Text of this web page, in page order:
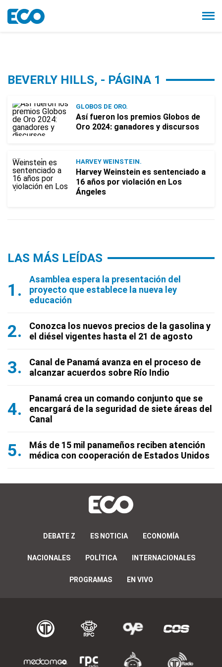
BEVERLY HILLS, - PÁGINA 1
GLOBOS DE ORO.
Así fueron los premios Globos de
Oro 2024: ganadores y discursos
HARVEY WEINSTEIN.
Harvey Weinstein es sentenciado a
16 años por violación en Los
Ángeles
LAS MÁS LEÍDAS
Asamblea espera la presentación del
proyecto que establece la nueva ley
educación
Conozca los nuevos precios de la gasolina y
el diésel vigentes hasta el 21 de agosto
Canal de Panamá avanza en el proceso de
alcanzar acuerdos sobre Río Indio
Panamá crea un comando conjunto que se
encargará de la seguridad de siete áreas del
Canal
Más de 15 mil panameños reciben atención
médica con cooperación de Estados Unidos
DEBATE Z ES NOTICIA ECONOMÍA
NACIONALES POLÍTICA INTERNACIONALES
PROGRAMAS EN VIVO